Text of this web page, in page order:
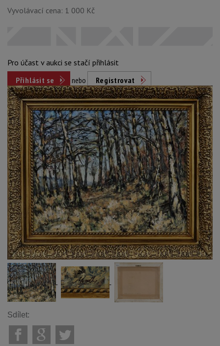
Vyvolávací cena: 1 000 Kč
Pro účast v aukci se stačí přihlásit
Přihlásit se
nebo Registrovat
Sdílet: